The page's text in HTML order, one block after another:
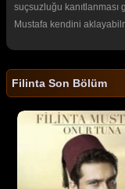
suçsuzluğu kanıtlanması
Mustafa kendini
Filinta Son Bölüm